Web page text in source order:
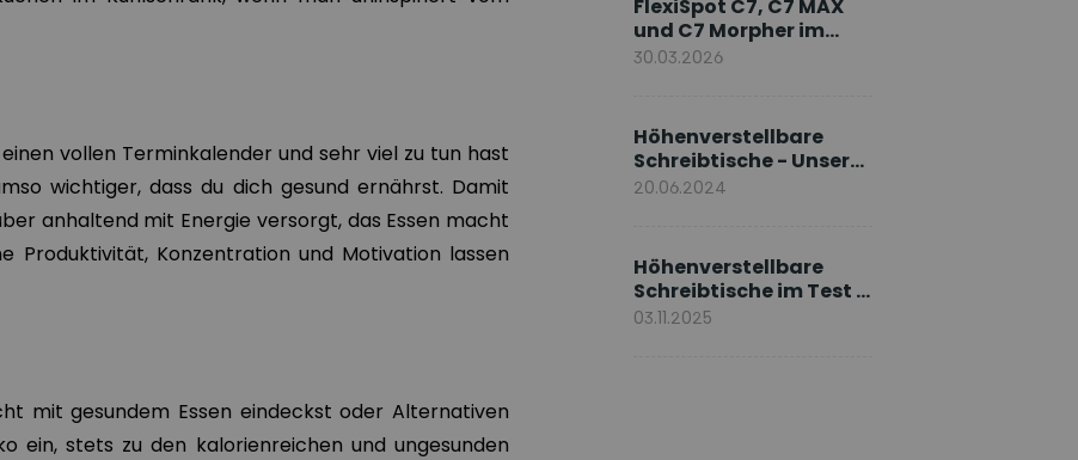
vollen Terminkalender und sehr viel zu tun hast
wichtiger, dass du dich gesund ernährst. Damit
anhaltend mit Energie versorgt, das Essen macht
Produktivität, Konzentration und Motivation lassen
mit gesundem Essen eindeckst oder Alternativen
ein, stets zu den kalorienreichen und ungesunden
FlexiSpot C7, C7 MAX
und C7 Morpher im
Vergleich: Welches
30.03.2026
Höhenverstellbare
Schreibtische - Unsere
E7-Serie
20.06.2024
Höhenverstellbare
Schreibtische im Test –
Die besten Standing
03.11.2025